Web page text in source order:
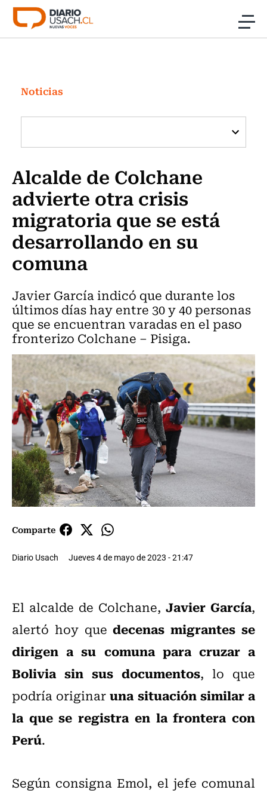
Click acá para ir directamente al contenido
Investigación
Cultura
Programas Radio y TV Usach
Noticias
Alcalde de Colchane
advierte otra crisis
migratoria que se está
desarrollando en su
comuna
Javier García indicó que durante los
últimos días hay entre 30 y 40 personas
que se encuentran varadas en el paso
fronterizo Colchane – Pisiga.
Comparte
Diario Usach Jueves 4 de mayo de 2023 - 21:47
El alcalde de Colchane, Javier García,
alertó hoy quedecenas migrantes se
dirigen a su comuna para cruzar a
Bolivia sin sus documentos, lo que
podría originaruna situación similar a
la que se registra en la frontera con
Perú.
Según consigna Emol, el jefe comunal